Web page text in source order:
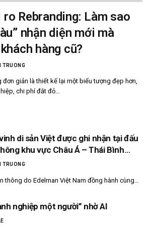
ro Rebranding: Làm sao
nhận diện mới mà
hàng cũ?
TRUONG
giản là thiết kế lại một biểu tượng đẹp hơn,
chi phí đắt đỏ…
di sản Việt được ghi nhận tại đấu
khu vực Châu Á – Thái Bình
TRUONG
thông do Edelman Việt Nam đồng hành cùng…
nghiệp một người” nhờ AI